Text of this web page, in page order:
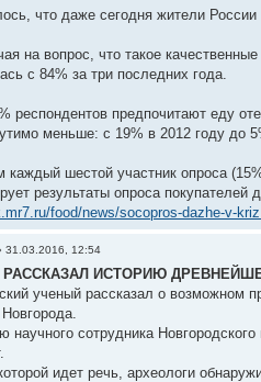
что даже сегодня жители
на вопрос, что такое
с 84% за три последних года.
респондентов предпочитают еду
меньше: с 19% в 2012 году до
каждый шестой участник опроса
результаты опроса
food/news/socopros-dazhe-v-
31.03.2016, 12:54
ИСТОРИЮ
ученый рассказал о возможном
научного сотрудника
идет речь, археологи